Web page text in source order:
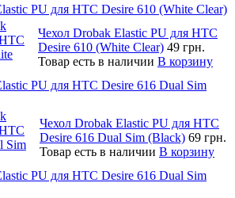
PU для HTC Desire 610 (White Clear)
Чехол Drobak Elastic PU для HTC
Desire 610 (White Clear) 49 грн.
Товар есть в наличии В корзину
PU для HTC Desire 616 Dual Sim
Чехол Drobak Elastic PU для HTC
Desire 616 Dual Sim (Black) 69 грн.
Товар есть в наличии В корзину
PU для HTC Desire 616 Dual Sim